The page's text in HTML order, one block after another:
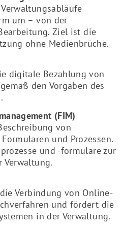
um – von der
Ziel ist die
ohne Medienbrüche.
digitale Bezahlung von
den Vorgaben des
(FIM)
von
und Prozessen.
und -formulare zur
Verbindung von Online-
und fördert die
in der Verwaltung.